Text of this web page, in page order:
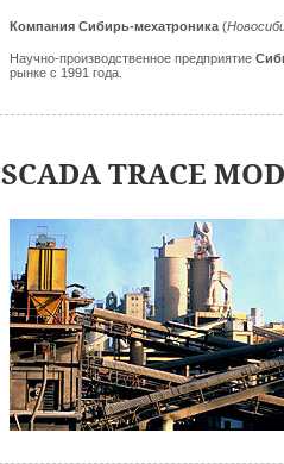
Компания Сибирь-мехатроника (
Научно-производственное предприятие
рынке с 1991 года.
SCADA TRACE